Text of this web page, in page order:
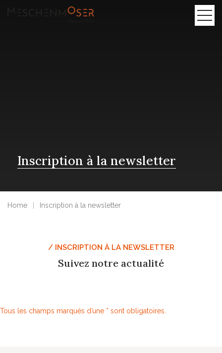
Inscription à la newsletter
Home Inscription à la newsletter
/ INSCRIPTION À LA NEWSLETTER
Suivez notre actualité
Tous les champs marqués d’une * sont obligatoires.